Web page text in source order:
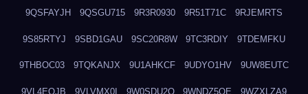
9QSFAYJH 9QSGU715 9R3R0930 9R51T71C 9RJEMRTS
9S85RTYJ 9SBD1GAU 9SC20R8W 9TC3RDIY 9TDEMFKU
9THBOC03 9TQKANJX 9U1AHKCF 9UDYO1HV 9UW8EUTC
9VL4EOJB 9VLVMX0I 9W0SDU2O 9WNDZ5OE 9WZXLZA9